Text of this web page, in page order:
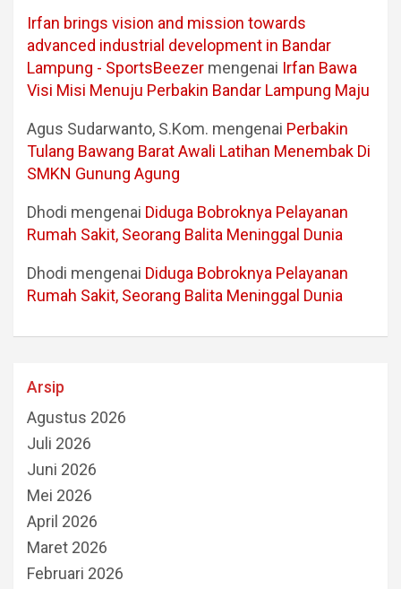
Irfan brings vision and mission towards
advanced industrial development in Bandar
Lampung - SportsBeezer mengenai Irfan Bawa
Visi Misi Menuju Perbakin Bandar Lampung Maju
Agus Sudarwanto, S.Kom. mengenai Perbakin
Tulang Bawang Barat Awali Latihan Menembak Di
SMKN Gunung Agung
Dhodi mengenai Diduga Bobroknya Pelayanan
Rumah Sakit, Seorang Balita Meninggal Dunia
Dhodi mengenai Diduga Bobroknya Pelayanan
Rumah Sakit, Seorang Balita Meninggal Dunia
Arsip
Agustus 2026
Juli 2026
Juni 2026
Mei 2026
April 2026
Maret 2026
Februari 2026